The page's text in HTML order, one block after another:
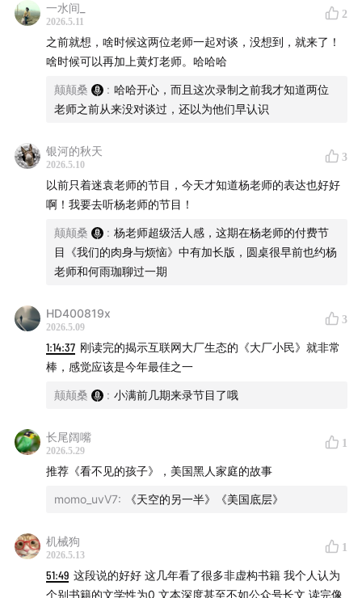
一水间_
2026.5.11
2
之前就想，啥时候这两位老师一起对谈，没想到，就来了！
啥时候可以再加上黄灯老师。哈哈哈
颠颠桑 : 哈哈开心，而且这次录制之前我才知道两位
老师之前从来没对谈过，还以为他们早认识
银河的秋天
2026.5.10
3
以前只着迷袁老师的节目，今天才知道杨老师的表达也好好
啊！我要去听杨老师的节目！
颠颠桑 : 杨老师超级活人感，这期在杨老师的付费节
目《我们的肉身与烦恼》中有加长版，圆桌很早前也约杨
老师和何雨珈聊过一期
HD400819x
2026.5.09
3
1:14:37 刚读完的揭示互联网大厂生态的《大厂小民》就非常
棒，感觉应该是今年最佳之一
颠颠桑 : 小满前几期来录节目了哦
长尾阔嘴
2026.5.29
1
推荐《看不见的孩子》，美国黑人家庭的故事
momo_uvV7: 《天空的另一半》《美国底层》
机械狗
2026.5.13
1
51:49 这段说的好好 这几年看了很多非虚构书籍 我个人认为
个别书籍的文学性为0 文本深度甚至不如公众号长文 读完像